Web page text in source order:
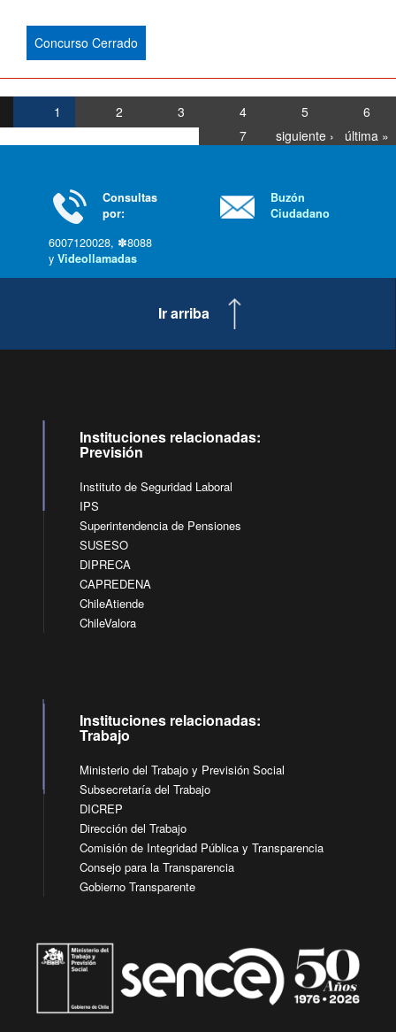
Concurso Cerrado
1 2 3 4 5
6
7
siguiente › última »
Consultas
por:
6007120028, ✽8088
y Videollamadas
Buzón
Ciudadano
Ir arriba
Instituciones relacionadas:
Previsión
Instituto de Seguridad Laboral
IPS
Superintendencia de Pensiones
SUSESO
DIPRECA
CAPREDENA
ChileAtiende
ChileValora
Instituciones relacionadas:
Trabajo
Ministerio del Trabajo y Previsión Social
Subsecretaría del Trabajo
DICREP
Dirección del Trabajo
Comisión de Integridad Pública y Transparencia
Consejo para la Transparencia
Gobierno Transparente